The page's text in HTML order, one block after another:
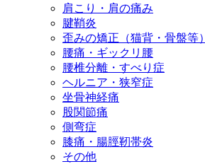
肩こり・肩の痛み
腱鞘炎
歪みの矯正（猫背・骨盤等）
腰痛・ギックリ腰
腰椎分離・すべり症
ヘルニア・狭窄症
坐骨神経痛
股関節痛
側弯症
膝痛・腸脛靭帯炎
その他